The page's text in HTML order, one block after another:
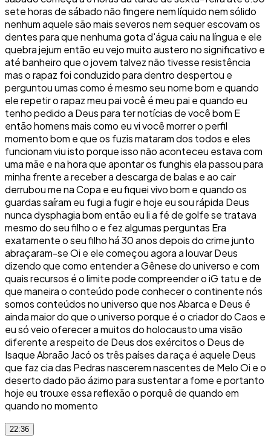
sete horas de sábado não fingere nem líquido nem sólido
nenhum aquele são mais severos nem sequer escovam os
dentes para que nenhuma gota d'água caiu na língua e ele
quebra jejum então eu vejo muito austero no significativo e
até banheiro que o jovem talvez não tivesse resistência
mas o rapaz foi conduzido para dentro despertou e
perguntou umas como é mesmo seu nome bom e quando
ele repetir o rapaz meu pai você é meu pai e quando eu
tenho pedido a Deus para ter notícias de você bom E
então homens mais como eu vi você morrer o perfil
momento bom e que os fuzis mataram dos todos e eles
funcionam viu isto porque isso não aconteceu estava com
uma mãe e na hora que apontar os funghis ela passou para
minha frente a receber a descarga de balas e ao cair
derrubou me na Copa e eu fiquei vivo bom e quando os
guardas saíram eu fugi a fugir e hoje eu sou rápida Deus
nunca dysphagia bom então eu li a fé de golfe se tratava
mesmo do seu filho o e fez algumas perguntas Era
exatamente o seu filho há 30 anos depois do crime junto
abraçaram-se Oi e ele começou agora a louvar Deus
dizendo que como entender a Gênese do universo e com
quais recursos é o limite pode compreender o iG tatu e de
que maneira o conteúdo pode conhecer o continente nós
somos conteúdos no universo que nos Abarca e Deus é
ainda maior do que o universo porque é o criador do Caos e
eu só veio oferecer a muitos do holocausto uma visão
diferente a respeito de Deus dos exércitos o Deus de
Isaque Abraão Jacó os três países da raça é aquele Deus
que faz cia das Pedras nascerem nascentes de Melo Oi e o
deserto dado pão ázimo para sustentar a fome e portanto
hoje eu trouxe essa reflexão o porquê de quando em
quando no momento
22:36